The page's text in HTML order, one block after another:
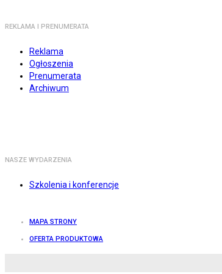
REKLAMA I PRENUMERATA
Reklama
Ogłoszenia
Prenumerata
Archiwum
NASZE WYDARZENIA
Szkolenia i konferencje
MAPA STRONY
OFERTA PRODUKTOWA